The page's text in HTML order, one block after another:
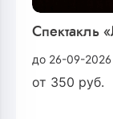
Спектакль
до 26-09-2026
от 350 руб.